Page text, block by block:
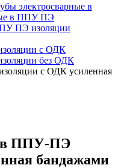
электросварные в
в ППУ ПЭ
ПЭ изоляции
с ОДК
без ОДК
с ОДК усиленная
в ППУ-ПЭ
бандажами